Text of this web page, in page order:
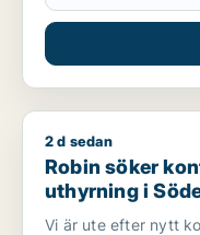
Robin söker kontor
2 d sedan
Robin söker
uthyrning i
Vi är ute efter nytt